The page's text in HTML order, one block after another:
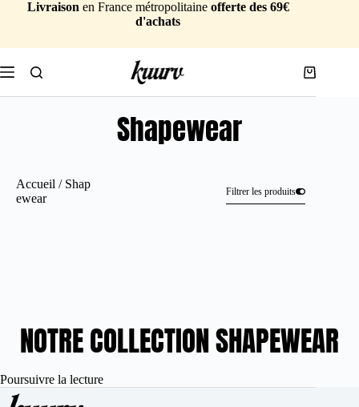
Livraison en France métropolitaine offerte des 69€
d'achats
Shapewear
Accueil / Shap
ewear
Filtrer les produits
NOTRE COLLECTION SHAPEWEAR
Poursuivre la lecture